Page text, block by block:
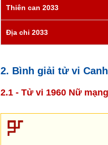
Thiên can 2033
Địa chi 2033
2. Bình giải tử vi
2.1 - Tử vi 1960 Nữ